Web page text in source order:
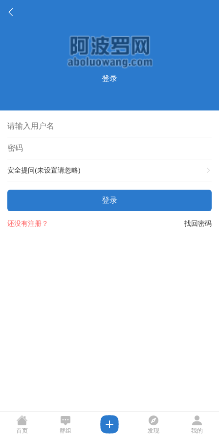
登录
安全提问(未设置请忽略)
登录
找回密码
还没有注册？
首页 群组 发现 我的